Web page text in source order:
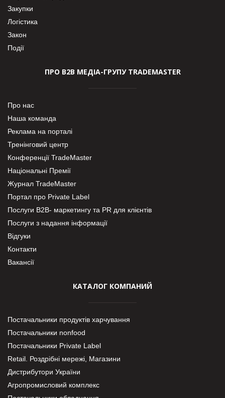
Закупки
Логістика
Закон
Події
ПРО В2В МЕДІА-ГРУПУ TRADEMASTER
Про нас
Наша команда
Реклама на порталі
Тренінговий центр
Конференції TradeMaster
Національні Премії
Журнал TradeMaster
Портал про Private Label
Послуги В2В- маркетингу та PR для клієнтів
Послуги з надання інформації
Відгуки
Контакти
Вакансії
КАТАЛОГ КОМПАНИЙ
Постачальники продуктів харчування
Постачальники nonfood
Постачальники Private Label
Retail. Роздрібні мережі, Магазини
Дистрибутори України
Агропромисловий комплекс